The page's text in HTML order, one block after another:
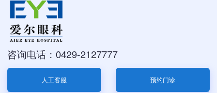
咨询电话：0429-2127777
人工客服 预约门诊